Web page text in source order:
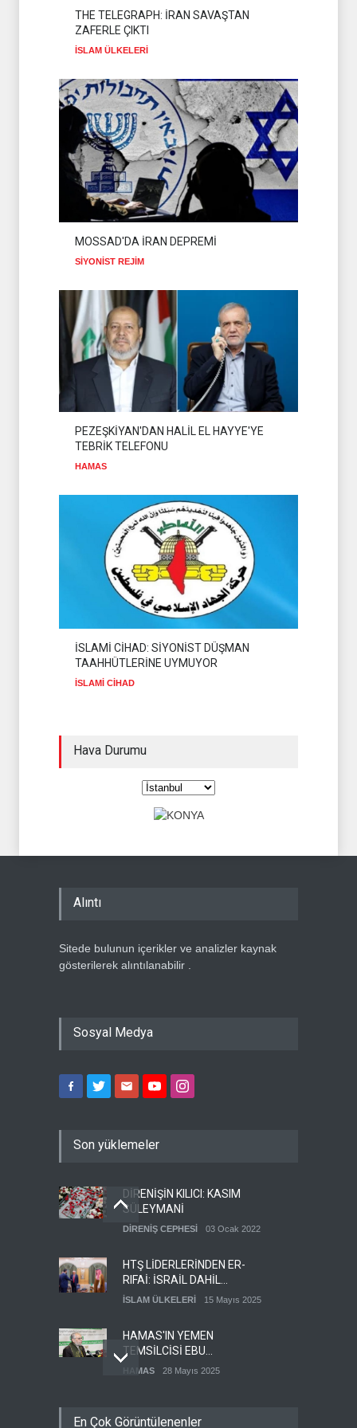
ARABİSTAN'A UYARI
İSLAM ÜLKELERİ
THE TELEGRAPH: İRAN SAVAŞTAN
ZAFERLE ÇIKTI
İSLAM ÜLKELERİ
MOSSAD'DA İRAN DEPREMİ
SİYONİST REJİM
PEZEŞKİYAN'DAN HALİL EL HAYYE'YE
TEBRİK TELEFONU
HAMAS
İSLAMİ CİHAD: SİYONİST DÜŞMAN
TAAHHÜTLERİNE UYMUYOR
İSLAMİ CİHAD
Hava Durumu
Alıntı
Sitede bulunun içerikler ve analizler kaynak
gösterilerek alıntılanabilir .
Sosyal Medya
Son yüklemeler
DİRENİŞİN KILICI: KASIM
SÜLEYMANİ
DİRENİŞ CEPHESİ 03 Ocak 2022
HTŞ LİDERLERİNDEN ER-
RIFAİ: İSRAİL DAHİL
HERKESLE BARIŞ
İSLAM ÜLKELERİ 15 Mayıs 2025
HAMAS'IN YEMEN
TEMSİLCİSİ EBU
ŞEMALE'DEN ÖNEMLİ
HAMAS 28 Mayıs 2025
YEDEK ASKERLERİ GÖREVE
En Çok Görüntülenenler